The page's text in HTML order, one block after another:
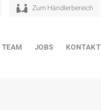
Zum Händlerbereich
TEAM JOBS KONTAKT